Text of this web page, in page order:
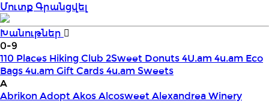
ՄուտքԳրանցվել
Խանութներ
0-9
110 Places Hiking Club 2Sweet Donuts4U.am 4u.am Eco
Bags4u.am Gift Cards4u.am Sweets
A
AbrikonAdoptAkosAlcosweetAlexandrea Winery